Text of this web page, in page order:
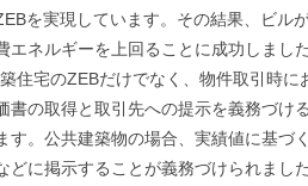
を実現しています。その結果、ビル
エネルギーを上回ることに成功しまし
住宅のZEBだけでなく、物件取引時に
書の取得と取引先への提示を義務づけ
す。公共建築物の場合、実績値に基づ
どに掲示することが義務づけられまし